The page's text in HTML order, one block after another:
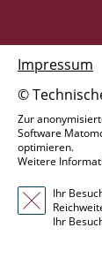
©
Impressum
Zur
Software
optimieren.
Weitere
Ihr
Ihr